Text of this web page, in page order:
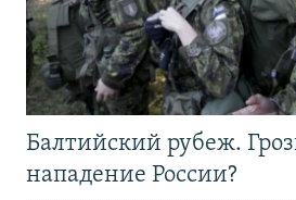
Балтийский рубеж.
нападение России?